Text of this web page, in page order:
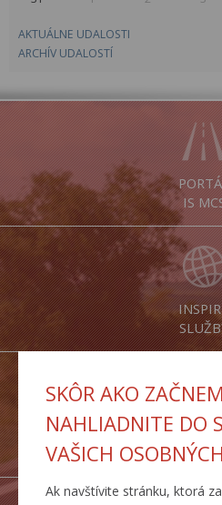
SKÔR AKO
NAHLIADNITE DO
VAŠICH
Ak navštívite stránku, ktorá
AKTUÁLNE UDALOSTI
ARCHÍV UDALOSTÍ
IS
TRASY